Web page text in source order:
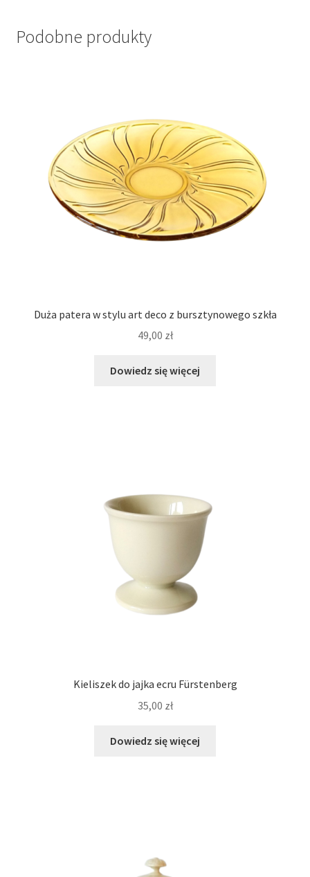
Podobne produkty
Duża patera w stylu art deco z bursztynowego szkła
49,00 zł
Dowiedz się więcej
Kieliszek do jajka ecru Fürstenberg
35,00 zł
Dowiedz się więcej